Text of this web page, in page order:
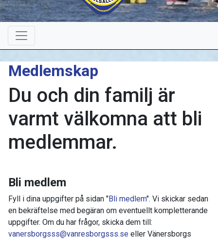
Medlemskap
Du och din familj är
varmt välkomna att bli
medlemmar.
Bli medlem
Fyll i dina uppgifter på sidan "Bli medlem". Vi skickar sedan
en bekräftelse med begäran om eventuellt kompletterande
uppgifter. Om du har frågor, skicka dem till:
vanersborgsss@vanresborgsss.se eller Vänersborgs